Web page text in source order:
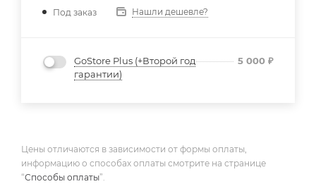
Под заказ Нашли дешевле?
GoStore Plus (+Второй год
гарантии)
5 000 ₽
Цены отличаются в зависимости от формы оплаты,
информацию о способах оплаты смотрите на странице
“Способы оплаты”.